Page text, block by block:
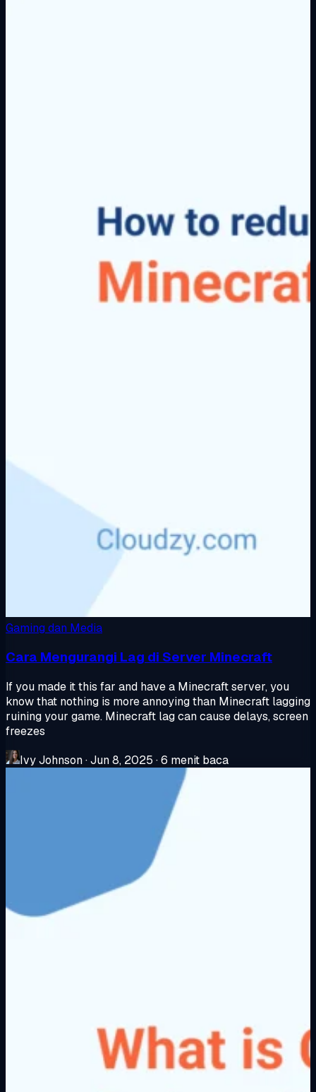
Gaming dan Media
Cara Mengurangi Lag di Server Minecraft
If you made it this far and have a Minecraft server, you
know that nothing is more annoying than Minecraft lagging
ruining your game. Minecraft lag can cause delays, screen
freezes
Ivy Johnson·Jun 8, 2025 ·6 menit baca